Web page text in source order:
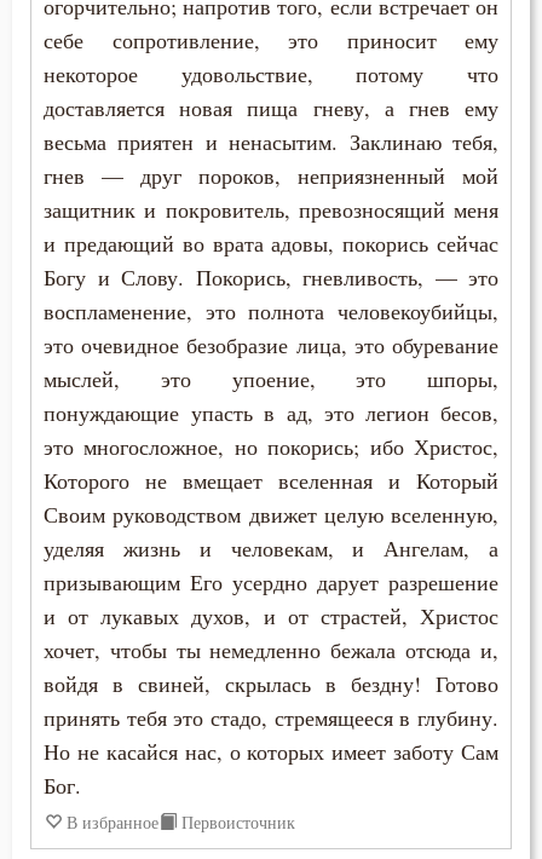
Соблазн
Совершенство
Совет
Сострадание
Сотворение мира
Спасение
Спор
Справедливость
Страдание
Страсть
Страх Божий
Страшный суд
Стыд
Счастье
огорчительно; напротив того, если встречает он
себе сопротивление, это приносит ему
некоторое удовольствие, потому что
доставляется новая пища гневу, а гнев ему
весьма приятен и ненасытим. Заклинаю тебя,
гнев — друг пороков, неприязненный мой
защитник и покровитель, превозносящий меня
и предающий во врата адовы, покорись сейчас
Богу и Слову. Покорись, гневливость, — это
воспламенение, это полнота человекоубийцы,
это очевидное безобразие лица, это обуревание
мыслей, это упоение, это шпоры,
понуждающие упасть в ад, это легион бесов,
это многосложное, но покорись; ибо Христос,
Которого не вмещает вселенная и Который
Своим руководством движет целую вселенную,
уделяя жизнь и человекам, и Ангелам, а
призывающим Его усердно дарует разрешение
и от лукавых духов, и от страстей, Христос
хочет, чтобы ты немедленно бежала отсюда и,
войдя в свиней, скрылась в бездну! Готово
принять тебя это стадо, стремящееся в глубину.
Но не касайся нас, о которых имеет заботу Сам
Бог.
В избранное Первоисточник